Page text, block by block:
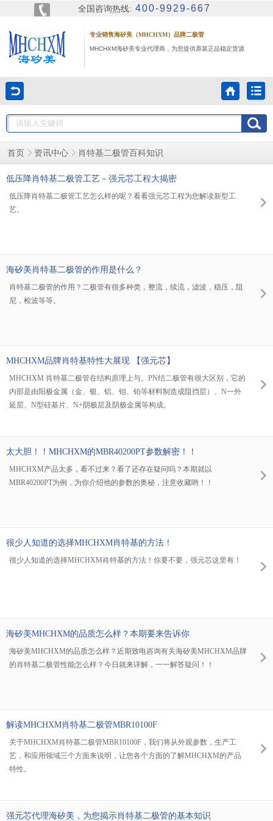
全国咨询热线: 400-9929-667
专业销售海矽美（MHCHXM）品牌二极管
MHCHXM海矽美专业代理商，为您提供原装正品稳定货源
首页 资讯中心 肖特基二极管百科知识
低压降肖特基二极管工艺－强元芯工程大揭密
低压降肖特基二极管工艺怎么样的呢？看看强元芯工程为您解读新型工
艺。
海矽美肖特基二极管的作用是什么？
肖特基二极管的作用？二极管有很多种类，整流，续流，滤波，稳压，阻
尼，检波等等。
MHCHXM品牌肖特基特性大展现 【强元芯】
MHCHXM 肖特基二极管在结构原理上与。PN结二极管有很大区别，它的
内部是由阳极金属（金、银、铝、钼、铂等材料制造成阻挡层）、N一外
延层、N型硅基片、N+阴极层及阴极金属等构成。
太大胆！！MHCHXM的MBR40200PT参数解密！！
MHCHXM产品太多，看不过来？看了还存在疑问吗？本期就以
MBR40200PT为例，为你介绍他的参数的奥秘，注意收藏哟！！
很少人知道的选择MHCHXM肖特基的方法！
很少人知道的选择MHCHXM肖特基的方法！你要不要，强元芯这里有！
海矽美MHCHXM的品质怎么样？本期要来告诉你
海矽美MHCHXM的品质怎么样？近期致电咨询有关海矽美MHCHXM品牌
的肖特基二极管性能怎么样？今日就来详解，一一解答疑问！！
解读MHCHXM肖特基二极管MBR10100F
关于MHCHXM肖特基二极管MBR10100F，我们将从外观参数，生产工
艺，和应用领域三个方面来说明，让您各个方面的了解MHCHXM的产品
特性。
强元芯代理海矽美，为您揭示肖特基二极管的基本知识